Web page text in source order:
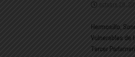
octubre 28,
Hermosillo,
Vulnerables de
Tercer